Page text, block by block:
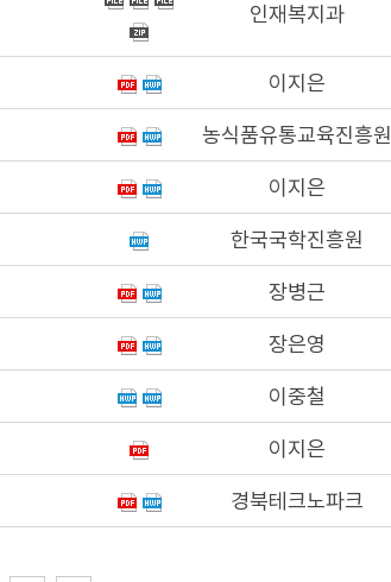
인재복지과
이지은
농식품유통교육진흥원
이지은
한국국학진흥원
장병근
장은영
이중철
이지은
경북테크노파크